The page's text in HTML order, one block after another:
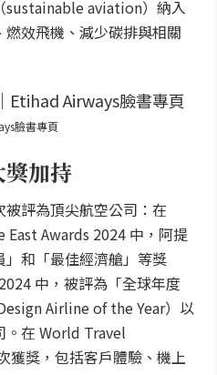
sustainable aviation）納入
效飛機、減少碳排與相關
臉書專頁
加持
評為頂尖航空公司：在
Awards 2024 中，阿提
和「最佳經濟艙」等獎
中，被評為「全球年度
Airline of the Year）以
。在 World Travel
獲獎，包括客戶體驗、機上